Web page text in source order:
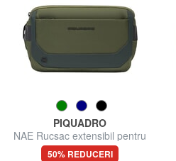
PIQUADRO
NAE Rucsac extensibil pentru
talie
50% REDUCERI